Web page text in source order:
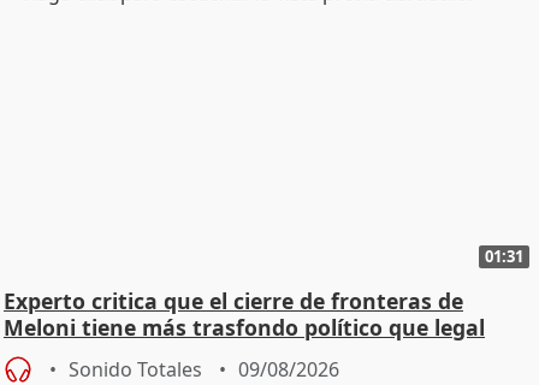
01:31
Experto critica que el cierre de fronteras de
Meloni tiene más trasfondo político que legal
Sonido Totales 09/08/2026